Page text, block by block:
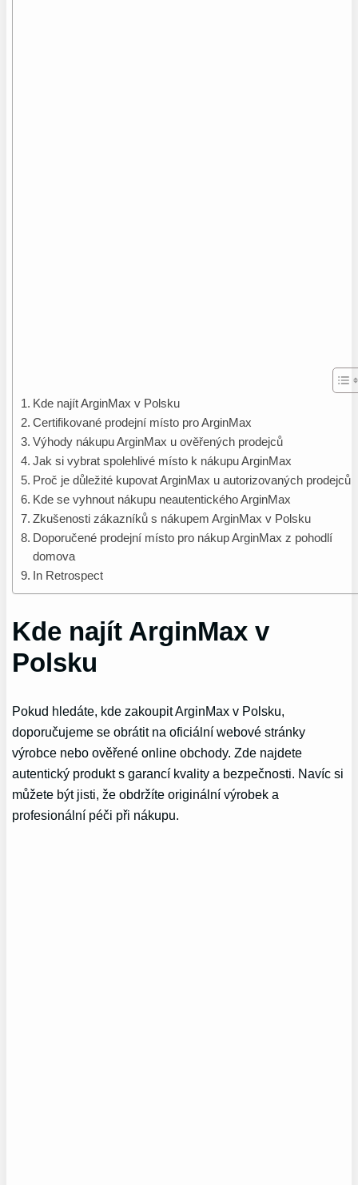
Kde najít⁤ ArginMax ​v Polsku
Certifikované prodejní místo pro ArginMax
Výhody nákupu ArginMax u ověřených prodejců
Jak si vybrat spolehlivé místo k nákupu ArginMax
Proč je důležité kupovat ArginMax u‌ autorizovaných prodejců
Kde se vyhnout nákupu neautentického ArginMax
Zkušenosti zákazníků s nákupem ArginMax v Polsku
Doporučené​ prodejní místo pro nákup ‌ArginMax z pohodlí
domova
In Retrospect
Kde najít⁤ ArginMax ​v
Polsku
Pokud ⁣hledáte, kde zakoupit ArginMax v Polsku,
doporučujeme se obrátit na oficiální webové stránky
výrobce⁤ nebo ověřené online obchody. Zde ‍najdete
autentický produkt s garancí⁢ kvality a bezpečnosti. ⁣Navíc si⁢
můžete být jisti,⁤ že obdržíte‌ originální výrobek⁣ a
profesionální⁤ péči při nákupu.